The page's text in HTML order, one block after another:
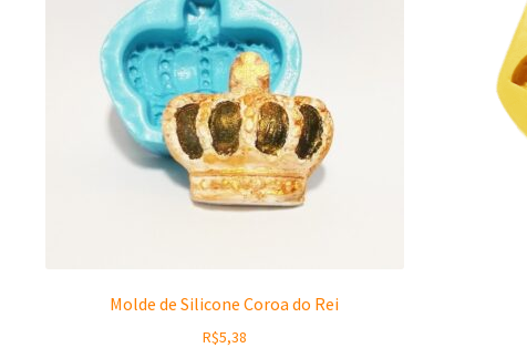
Molde de Silicone Coroa do Rei
R$5,38